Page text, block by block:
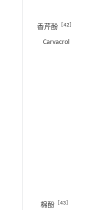
香芹酚 ［42
Carvacrol
棉酚 ［43